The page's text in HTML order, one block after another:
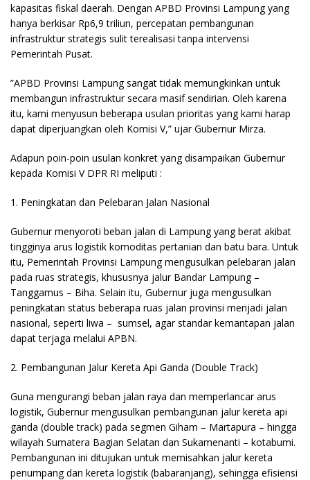
kapasitas fiskal daerah. Dengan APBD Provinsi Lampung yang
hanya berkisar Rp6,9 triliun, percepatan pembangunan
infrastruktur strategis sulit terealisasi tanpa intervensi
Pemerintah Pusat.
​”APBD Provinsi Lampung sangat tidak memungkinkan untuk
membangun infrastruktur secara masif sendirian. Oleh karena
itu, kami menyusun beberapa usulan prioritas yang kami harap
dapat diperjuangkan oleh Komisi V,” ujar Gubernur Mirza.
​Adapun poin-poin usulan konkret yang disampaikan Gubernur
kepada Komisi V DPR RI meliputi :
​1. Peningkatan dan Pelebaran Jalan Nasional
Gubernur menyoroti beban jalan di Lampung yang berat akibat
tingginya arus logistik komoditas pertanian dan batu bara. Untuk
itu, Pemerintah Provinsi Lampung mengusulkan pelebaran jalan
pada ruas strategis, khususnya jalur Bandar Lampung –
Tanggamus – Biha. Selain itu, Gubernur juga mengusulkan
peningkatan status beberapa ruas jalan provinsi menjadi jalan
nasional, seperti liwa – sumsel, agar standar kemantapan jalan
dapat terjaga melalui APBN.
​2. Pembangunan Jalur Kereta Api Ganda (Double Track)
Guna mengurangi beban jalan raya dan memperlancar arus
logistik, Gubernur mengusulkan pembangunan jalur kereta api
ganda (double track) pada segmen Giham – Martapura – hingga
wilayah Sumatera Bagian Selatan dan Sukamenanti – kotabumi.
Pembangunan ini ditujukan untuk memisahkan jalur kereta
penumpang dan kereta logistik (babaranjang), sehingga efisiensi